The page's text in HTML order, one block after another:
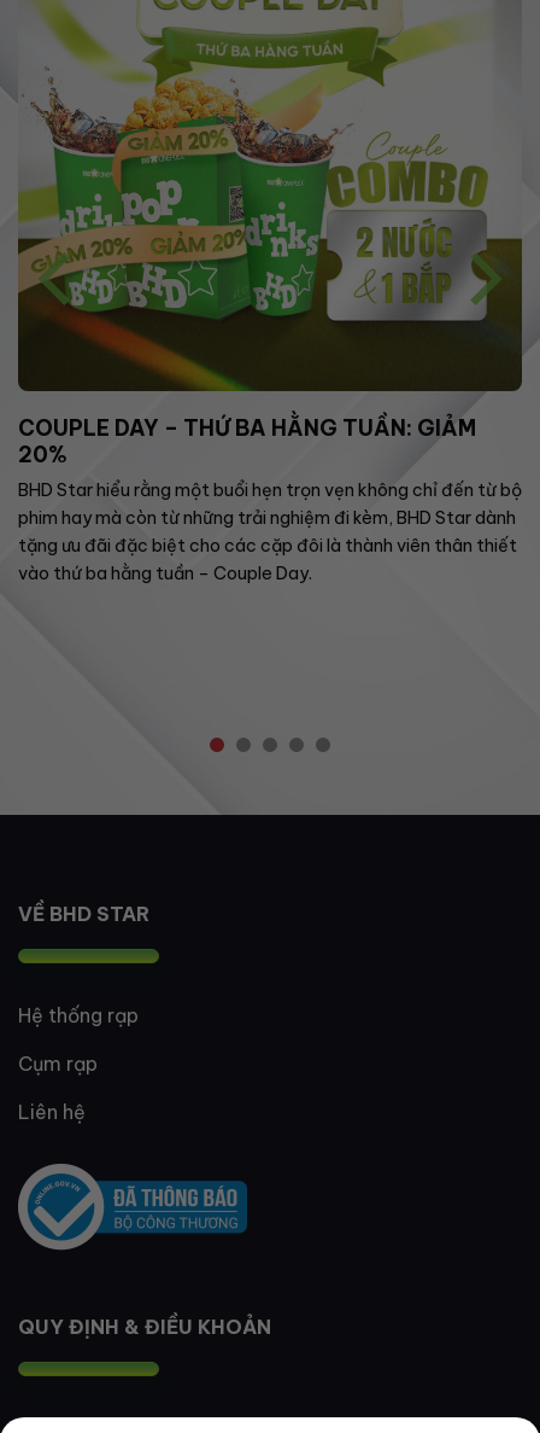
COUPLE DAY – THỨ BA HẰNG TUẦN: GIẢM
20%
BHD Star hiểu rằng một buổi hẹn trọn vẹn không chỉ đến từ bộ
phim hay mà còn từ những trải nghiệm đi kèm, BHD Star dành
tặng ưu đãi đặc biệt cho các cặp đôi là thành viên thân thiết
vào thứ ba hằng tuần – Couple Day.
VỀ BHD STAR
Hệ thống rạp
Cụm rạp
Liên hệ
QUY ĐỊNH & ĐIỀU KHOẢN
Quy định thành viên